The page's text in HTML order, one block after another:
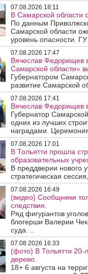
07.08.2026 18:11
В Самарской области
По данным
Самарской области
уровень опасности.
07.08.2026 17:47
Вячеслав Федорищев
Самарской области»
Губернатором
развитие Самарской
07.08.2026 17:41
Вячеслав Федорищев
Губернатор
одних из лучших
наградами.
07.08.2026 17:01
В Тольятти прошла
образовательных
В преддверии нового
стратегическая
07.08.2026 16:49
(видео) Сообщники
следствия.
Ряд фигурантов
блогерши Валерии
суда. ..
07.08.2026 16:33
(фото) В Тольятти 20-
дерево.
18+ 6 августа на